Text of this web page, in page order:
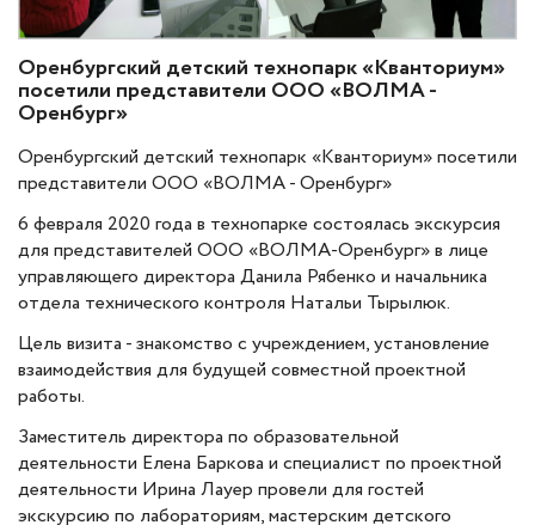
Оренбургский детский технопарк «Кванториум»
посетили представители ООО «ВОЛМА -
Оренбург»
Оренбургский детский технопарк «Кванториум» посетили
представители ООО «ВОЛМА - Оренбург»
6 февраля 2020 года в технопарке состоялась экскурсия
для представителей ООО «ВОЛМА-Оренбург» в лице
управляющего директора Данила Рябенко и начальника
отдела технического контроля Натальи Тырылюк.
Цель визита - знакомство с учреждением, установление
взаимодействия для будущей совместной проектной
работы.
Заместитель директора по образовательной
деятельности Елена Баркова и специалист по проектной
деятельности Ирина Лауер провели для гостей
экскурсию по лабораториям, мастерским детского